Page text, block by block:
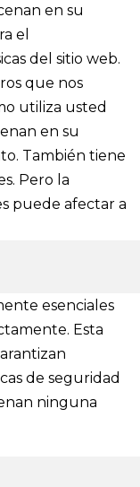
en su
el
del sitio web.
que nos
utiliza usted
en su
También tiene
Pero la
puede afectar a
esenciales
Esta
de seguridad
ninguna